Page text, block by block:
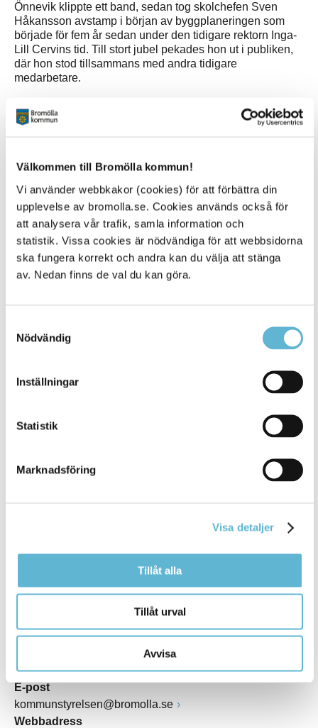
Välkommen till Bromölla kommun!
Vi använder webbkakor (cookies) för att förbättra din
upplevelse av bromolla.se. Cookies används också för
att analysera vår trafik, samla information och
statistik. Vissa cookies är nödvändiga för att webbsidorna
ska fungera korrekt och andra kan du välja att stänga
av. Nedan finns de val du kan göra.
Nödvändig
Inställningar
Statistik
Marknadsföring
Visa detaljer
Tillåt alla
Tillåt urval
Avvisa
Önnevik klippte ett band, sedan tog skolchefen Sven
Håkansson avstamp i början av byggplaneringen som
började för fem år sedan under den tidigare rektorn Inga-
Lill Cervins tid. Till stort jubel pekades hon ut i publiken,
där hon stod tillsammans med andra tidigare
medarbetare.
Dagens rektor Pernilla Holmstedt fortsatte med att tacka
alla inblandade för stöd och tålamod under byggtiden.
arbetslokaler och en härlig utemiljö.
Även eleverna höll tal och efter en avslutande dans
guidades besökarna runt hela skolan av sjätteklassarna.
Mer om Edenryds skola
Sidan senast uppdaterad:
Skriv ut
Kommunhuset, Storgatan 48
Box 18, 295 21 Bromölla
E-post
kommunstyrelsen@bromolla.se
Webbadress